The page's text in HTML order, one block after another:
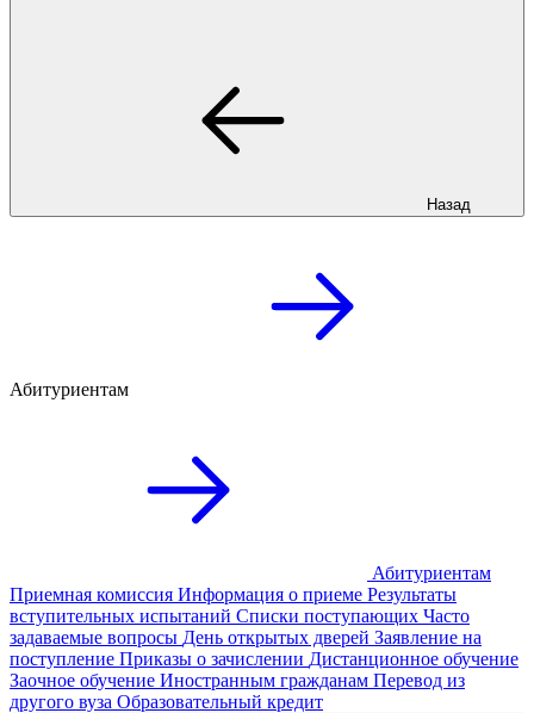
Назад
Абитуриентам
Абитуриентам
Приемная комиссия Информация о приеме Результаты
вступительных испытаний Списки поступающих Часто
задаваемые вопросы День открытых дверей Заявление на
поступление Приказы о зачислении Дистанционное обучение
Заочное обучение Иностранным гражданам Перевод из
другого вуза Образовательный кредит